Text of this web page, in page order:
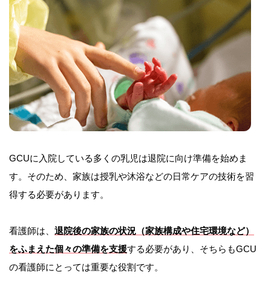
GCUに入院している多くの乳児は退院に向け準備を始めま
す。そのため、家族は授乳や沐浴などの日常ケアの技術を習
得する必要があります。
看護師は、 退院後の家族の状況（家族構成や住宅環境など）
をふまえた個々の準備を支援する必要があり、そちらもGCU
の看護師にとっては重要な役割です。